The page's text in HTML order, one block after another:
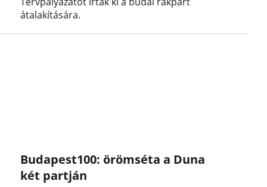
átalakítására.
Budapest100: örömséta a Duna
két partján